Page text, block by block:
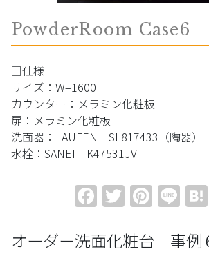
PowderRoom Case6
□仕様
サイズ：W=1600
カウンター：メラミン化粧板
扉：メラミン化粧板
洗面器：LAUFEN SL817433（陶器）
水栓：SANEI K47531JV
Facebook
Twitter
オーダー洗面化粧台 事例